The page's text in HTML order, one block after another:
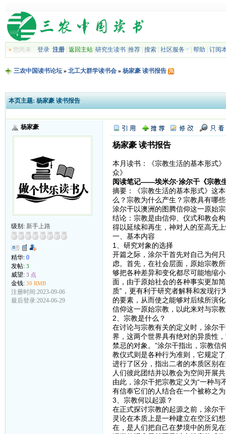
»您尚未 登录 注册| 返回主站| 研究生读书| 推荐| 搜索| 社区服务 帮助 订阅
三农中国读书论坛» 北工大群学读书会» 杨家豪 读书报告
本页主题: 杨家豪 读书报告
杨家豪
级别: 新手上路
精华: 0
发帖: 3
威望: 3 点
金钱: 30 RMB
注册时间:2023-09-06
最后登录:2024-06-29
杨家豪 读书报告
本月读书：《宗教生活的基本形式
众》
阅读笔记——埃米尔·涂尔干《宗教
摘要：《宗教生活的基本形式》这
么？宗教为什么产生？宗教具有哪
涂尔干以澳洲的图腾信仰这一原始
结论：宗教是由信仰、仪式和教会
得以延续和再生，神对人的至高无
一、基本内容
1、研究对象的选择
开篇之际，涂尔干首先对自己为何
虑。首先，在社会层面，原始宗教
够把各种差异和变化都尽可能地缩
面，由于原始社会的各种事实更加
质”，更有利于研究者解释和发现
的要素，从而使之能够对后续所演
信仰这一原始宗教，以此来对与宗
2、宗教是什么？
在讨论与宗教有关的定义时，涂尔
界，这两个世界具有绝对的异质性
禁忌的对象。”涂尔干指出，宗教信
教仪式则是各种行为准则，它规定
进行了区分，指出二者的本质区别
人们彼此团结并以教会为空间开展
由此，涂尔干把宗教定义为“一种
有信奉它们的人结合在一个被称之为
3、宗教何以起源？
在正式探讨宗教的起源之前，涂尔
灵论在本质上是一种建立在空泛幻
在，是人们把自己在梦境中的所见